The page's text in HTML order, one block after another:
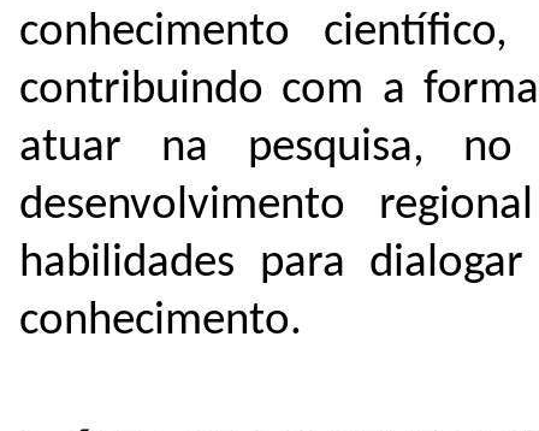
conhecimento
contribuindo com a
atuar na pesquisa,
desenvolvimento
habilidades para
conhecimento.